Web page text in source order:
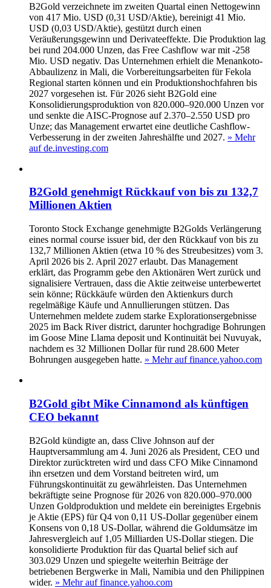
B2Gold verzeichnete im zweiten Quartal einen Nettogewinn
von 417 Mio. USD (0,31 USD/Aktie), bereinigt 41 Mio.
USD (0,03 USD/Aktie), gestützt durch einen
Veräußerungsgewinn und Derivateeffekte. Die Produktion lag
bei rund 204.000 Unzen, das Free Cashflow war mit -258
Mio. USD negativ. Das Unternehmen erhielt die Menankoto-
Abbaulizenz in Mali, die Vorbereitungsarbeiten für Fekola
Regional starten können und ein Produktionshochfahren bis
2027 vorgesehen ist. Für 2026 sieht B2Gold eine
Konsolidierungsproduktion von 820.000–920.000 Unzen vor
und senkte die AISC-Prognose auf 2.370–2.550 USD pro
Unze; das Management erwartet eine deutliche Cashflow-
Verbesserung in der zweiten Jahreshälfte und 2027. » Mehr
auf de.investing.com
B2Gold genehmigt Rückkauf von bis zu 132,7
Millionen Aktien
Toronto Stock Exchange genehmigte B2Golds Verlängerung
eines normal course issuer bid, der den Rückkauf von bis zu
132,7 Millionen Aktien (etwa 10 % des Streubesitzes) vom 3.
April 2026 bis 2. April 2027 erlaubt. Das Management
erklärt, das Programm gebe den Aktionären Wert zurück und
signalisiere Vertrauen, dass die Aktie zeitweise unterbewertet
sein könne; Rückkäufe würden den Aktienkurs durch
regelmäßige Käufe und Annullierungen stützen. Das
Unternehmen meldete zudem starke Explorationsergebnisse
2025 im Back River district, darunter hochgradige Bohrungen
im Goose Mine Llama deposit und Kontinuität bei Nuvuyak,
nachdem es 32 Millionen Dollar für rund 28.600 Meter
Bohrungen ausgegeben hatte. » Mehr auf finance.yahoo.com
B2Gold gibt Mike Cinnamond als künftigen
CEO bekannt
B2Gold kündigte an, dass Clive Johnson auf der
Hauptversammlung am 4. Juni 2026 als President, CEO und
Direktor zurücktreten wird und dass CFO Mike Cinnamond
ihn ersetzen und dem Vorstand beitreten wird, um
Führungskontinuität zu gewährleisten. Das Unternehmen
bekräftigte seine Prognose für 2026 von 820.000–970.000
Unzen Goldproduktion und meldete ein bereinigtes Ergebnis
je Aktie (EPS) für Q4 von 0,11 US-Dollar gegenüber einem
Konsens von 0,18 US-Dollar, während die Goldumsätze im
Jahresvergleich auf 1,05 Milliarden US-Dollar stiegen. Die
konsolidierte Produktion für das Quartal belief sich auf
303.029 Unzen und spiegelte weiterhin Beiträge der
betriebenen Bergwerke in Mali, Namibia und den Philippinen
wider. » Mehr auf finance.yahoo.com